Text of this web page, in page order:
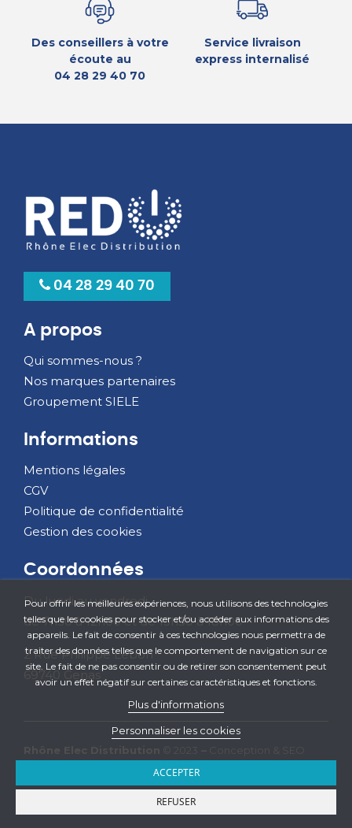
Des conseillers à votre
écoute au
04 28 29 40 70
Service livraison
express internalisé
04 28 29 40 70
A propos
Qui sommes-nous ?
Nos marques partenaires
Groupement SIELE
Informations
Mentions légales
CGV
Politique de confidentialité
Gestion des cookies
Coordonnées
Du lundi au vendredi
de 7h30 à 12h00 et de 13h30 à 18h00
2 Rue Philippe Lebon
69740 Genas
Pour offrir les meilleures expériences, nous utilisons des technologies
telles que les cookies pour stocker et/ou accéder aux informations des
appareils. Le fait de consentir à ces technologies nous permettra de
traiter des données telles que le comportement de navigation sur ce
site. Le fait de ne pas consentir ou de retirer son consentement peut
avoir un effet négatif sur certaines caractéristiques et fonctions.
Plus d'informations
Personnaliser les cookies
ACCEPTER
REFUSER